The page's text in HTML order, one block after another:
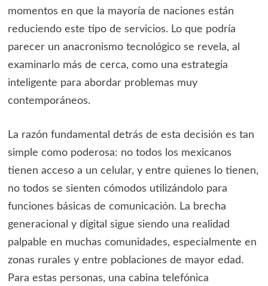
momentos en que la mayoría de naciones están
reduciendo este tipo de servicios. Lo que podría
parecer un anacronismo tecnológico se revela, al
examinarlo más de cerca, como una estrategia
inteligente para abordar problemas muy
contemporáneos.
La razón fundamental detrás de esta decisión es tan
simple como poderosa: no todos los mexicanos
tienen acceso a un celular, y entre quienes lo tienen,
no todos se sienten cómodos utilizándolo para
funciones básicas de comunicación. La brecha
generacional y digital sigue siendo una realidad
palpable en muchas comunidades, especialmente en
zonas rurales y entre poblaciones de mayor edad.
Para estas personas, una cabina telefónica